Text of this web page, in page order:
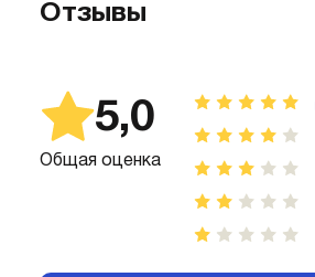
Отзывы
5,0
Общая оценка